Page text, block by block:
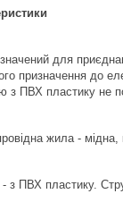
для
призначення до
з ПВХ пластику не
жила - мідна,
- з ПВХ пластику.